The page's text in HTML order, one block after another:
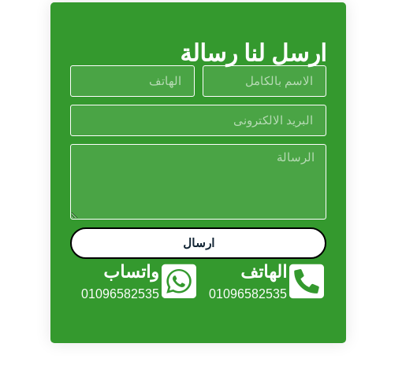
ارسل لنا رسالة
ارسال
الهاتف
01096582535
واتساب
01096582535